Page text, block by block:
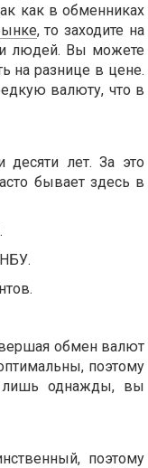
как в обменниках
, то заходите на
людей. Вы можете
на разнице в цене.
валюту, что в
десяти лет. За это
бывает здесь в
обмен валют
поэтому
лишь однажды, вы
поэтому